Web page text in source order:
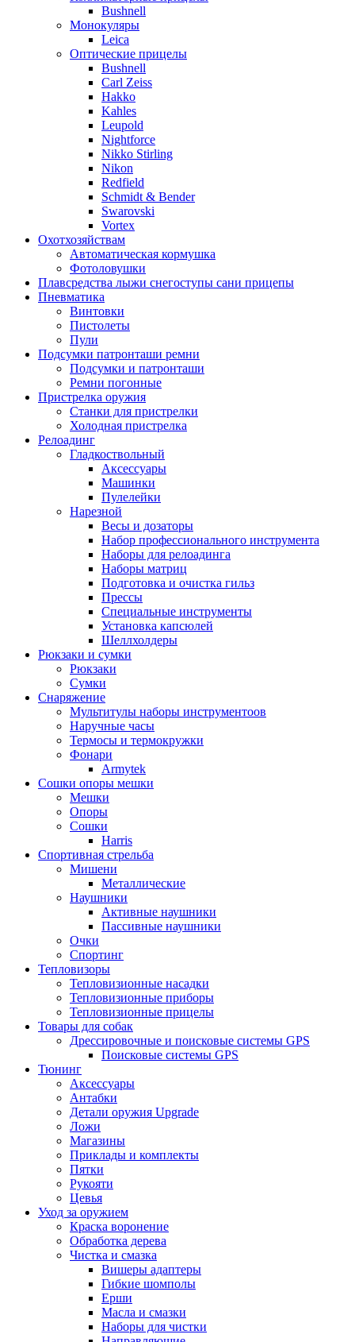
Bushnell
Монокуляры
Leica
Оптические прицелы
Bushnell
Carl Zeiss
Hakko
Kahles
Leupold
Nightforce
Nikko Stirling
Nikon
Redfield
Schmidt & Bender
Swarovski
Vortex
Охотхозяйствам
Автоматическая кормушка
Фотоловушки
Плавсредства лыжи снегоступы сани прицепы
Пневматика
Винтовки
Пистолеты
Пули
Подсумки патронташи ремни
Подсумки и патронташи
Ремни погонные
Пристрелка оружия
Станки для пристрелки
Холодная пристрелка
Релоадинг
Гладкоствольный
Аксессуары
Машинки
Пулелейки
Нарезной
Весы и дозаторы
Набор профессионального инструмента
Наборы для релоадинга
Наборы матриц
Подготовка и очистка гильз
Прессы
Специальные инструменты
Установка капсюлей
Шеллхолдеры
Рюкзаки и сумки
Рюкзаки
Сумки
Снаряжение
Мультитулы наборы инструментоов
Наручные часы
Термосы и термокружки
Фонари
Armytek
Сошки опоры мешки
Мешки
Опоры
Сошки
Harris
Спортивная стрельба
Мишени
Металлические
Наушники
Активные наушники
Пассивные наушники
Очки
Спортинг
Тепловизоры
Тепловизионные насадки
Тепловизионные приборы
Тепловизионные прицелы
Товары для собак
Дрессировочные и поисковые системы GPS
Поисковые системы GPS
Тюнинг
Аксессуары
Антабки
Детали оружия Upgrade
Ложи
Магазины
Приклады и комплекты
Пятки
Рукояти
Цевья
Уход за оружием
Краска воронение
Обработка дерева
Чистка и смазка
Вишеры адаптеры
Гибкие шомполы
Ерши
Масла и смазки
Наборы для чистки